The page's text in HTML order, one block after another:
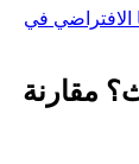
الافتراضي في
مقارنة